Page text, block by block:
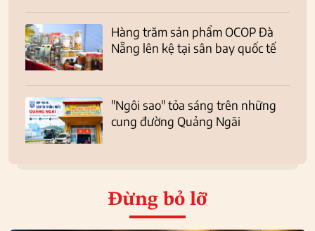
Hàng trăm sản phẩm OCOP Đà
Nẵng lên kệ tại sân bay quốc tế
"Ngôi sao" tỏa sáng trên những
cung đường Quảng Ngãi
Đừng bỏ lỡ